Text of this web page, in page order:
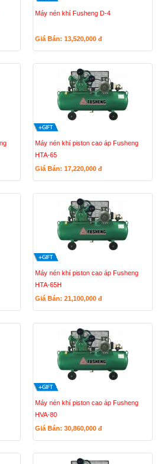
Máy nén khí Fusheng D-4
Giá Bán: 13,520,000 đ
Máy nén khí piston cao áp Fusheng
HTA-65
Giá Bán: 17,220,000 đ
Máy nén khí piston cao áp Fusheng
HTA-65H
Giá Bán: 21,100,000 đ
Máy nén khí piston cao áp Fusheng
HVA-80
Giá Bán: 30,860,000 đ